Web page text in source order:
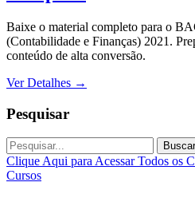
Baixe o material completo para o
(Contabilidade e Finanças) 2021.
conteúdo de alta conversão.
Ver Detalhes →
Pesquisar
Buscar
Clique Aqui para Acessar Todos os
Cursos